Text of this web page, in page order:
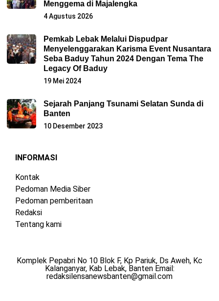
Menggema di Majalengka
4 Agustus 2026
Pemkab Lebak Melalui Dispudpar
Menyelenggarakan Karisma Event Nusantara
Seba Baduy Tahun 2024 Dengan Tema The
Legacy Of Baduy
19 Mei 2024
Sejarah Panjang Tsunami Selatan Sunda di
Banten
10 Desember 2023
INFORMASI
Kontak
Pedoman Media Siber
Pedoman pemberitaan
Redaksi
Tentang kami
Komplek Pepabri No 10 Blok F, Kp Pariuk, Ds Aweh, Kc
Kalanganyar, Kab Lebak, Banten Email:
redaksilensanewsbanten@gmail.com